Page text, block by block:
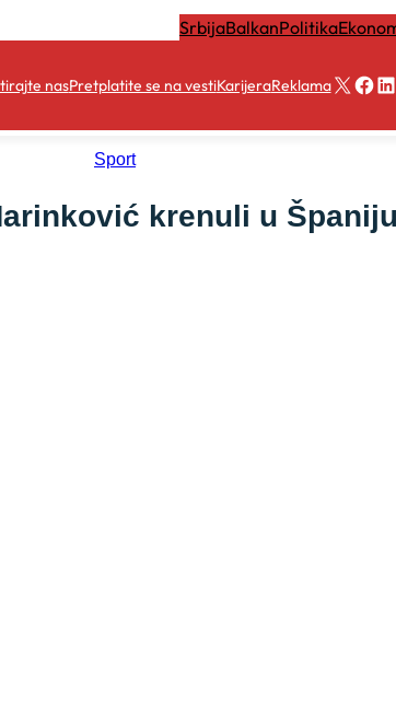
SrbijaBalkanPolitika
nasPretplatite se na vestiKarijeraReklamaX
Sport
krenuli u Španiju